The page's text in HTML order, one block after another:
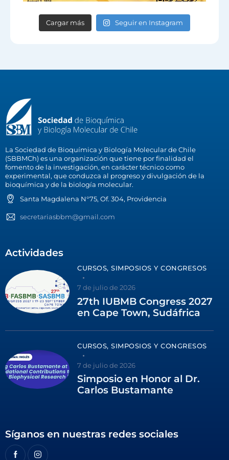
Cargar más Seguir en Instagram
La Sociedad de Bioquímica y Biología Molecular de Chile
(SBBMCh) es una organización que tiene por finalidad el
fomento de la investigación, en carácter técnico como
experimental, que conduzca al progreso y divulgación de la
bioquímica y de la biología molecular.
Santa Magdalena N°75, Of. 304, Providencia
secretariasbbm@gmail.com
Actividades
CURSOS, SIMPOSIOS Y CONGRESOS
7 de julio de 2026
27th IUBMB Congress 2027
en Cape Town, Sudáfrica
CURSOS, SIMPOSIOS Y CONGRESOS
7 de julio de 2026
Simposio en Honor al Dr.
Carlos Bustamante
Síganos en nuestras redes sociales